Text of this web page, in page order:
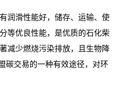
润滑性能好，储存、运输、使
等优良性能，是优质的石化柴
减少燃烧污染排放，且生物降
碳交易的一种有效途径，对环